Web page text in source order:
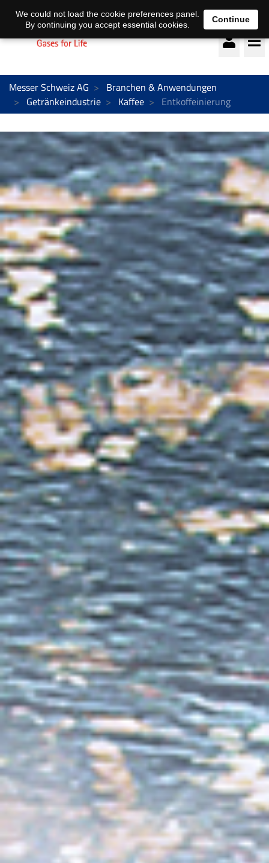
Deutsch français
Messer Schweiz AG
Branchen & Anwendungen
Getränkeindustrie
Kaffee Entkoffeinierung
We could not load the cookie preferences panel.
By continuing you accept essential cookies.
Continue